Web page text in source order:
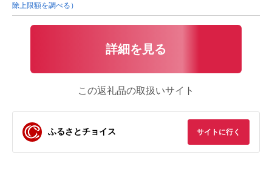
除上限額を調べる）
詳細を見る
この返礼品の取扱いサイト
ふるさとチョイス サイトに行く